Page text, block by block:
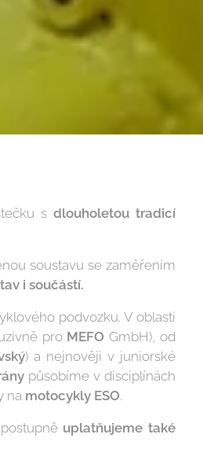
s dlouholetou tradicí
soustavu se zaměřením
i součástí.
podvozku. V oblasti
pro MEFO GmbH), od
) a nejnověji v juniorské
působíme v disciplínách
na motocykly ESO.
uplatňujeme také